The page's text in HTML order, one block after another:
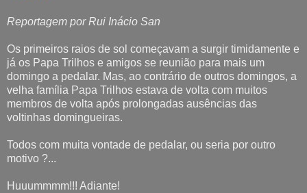
Reportagem por Rui Inácio San
Os primeiros raios de sol começavam a surgir timidamente e
já os Papa Trilhos e amigos se reunião para mais um
domingo a pedalar. Mas, ao contrário de outros domingos, a
velha família Papa Trilhos estava de volta com muitos
membros de volta após prolongadas ausências das
voltinhas domingueiras.
Todos com muita vontade de pedalar, ou seria por outro
motivo ?...
Huuummmm!!! Adiante!